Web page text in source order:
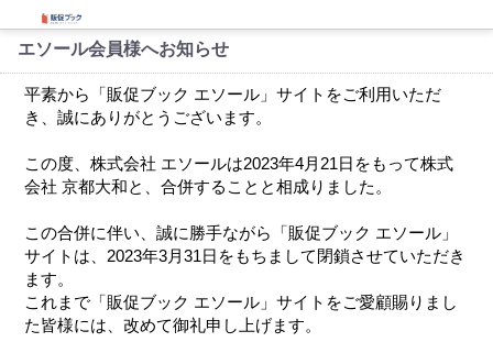
エソール会員様へお知らせ
平素から「販促ブック エソール」サイトをご利用いただ
き、誠にありがとうございます。
この度、株式会社 エソールは2023年4月21日をもって株式
会社 京都大和と、合併することと相成りました。
この合併に伴い、誠に勝手ながら「販促ブック エソール」
サイトは、2023年3月31日をもちまして閉鎖させていただき
ます。
これまで「販促ブック エソール」サイトをご愛顧賜りまし
た皆様には、改めて御礼申し上げます。